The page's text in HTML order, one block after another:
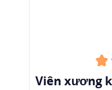
Viên xương